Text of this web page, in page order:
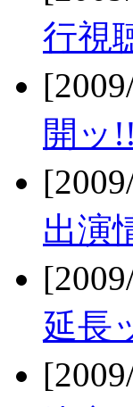
行視
開ッ!!
出演
延長